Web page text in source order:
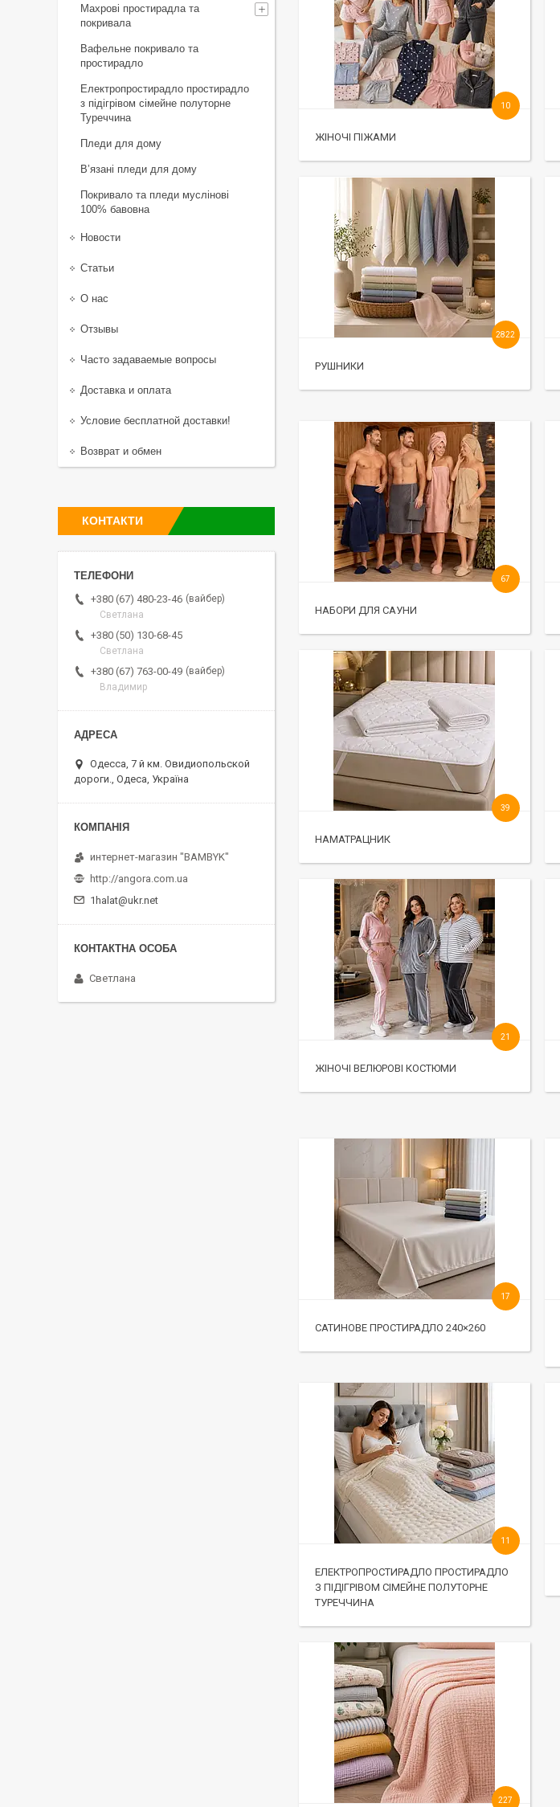
ЖІНОЧІ ПІЖАМИ
10
РУШНИКИ
2822
НАБОРИ ДЛЯ САУНИ
67
НАМАТРАЦНИК
39
ЖІНОЧІ ВЕЛЮРОВІ КОСТЮМИ
21
САТИНОВЕ ПРОСТИРАДЛО 240×260
17
ЕЛЕКТРОПРОСТИРАДЛО ПРОСТИРАДЛО
З ПІДІГРІВОМ СІМЕЙНЕ ПОЛУТОРНЕ
ТУРЕЧЧИНА
11
227
Махрові простирадла та
покривала
Вафельне покривало та
простирадло
Електропростирадло простирадло
з підігрівом сімейне полуторне
Туреччина
Пледи для дому
В’язані пледи для дому
Покривало та пледи муслінові
100% бавовна
Новости
Статьи
О нас
Отзывы
Часто задаваемые вопросы
Доставка и оплата
Условие бесплатной доставки!
Возврат и обмен
КОНТАКТИ
+380 (67) 480-23-46
вайбер
Светлана
+380 (50) 130-68-45
Светлана
+380 (67) 763-00-49
вайбер
Владимир
Одесса, 7 й км. Овидиопольской
дороги., Одеса, Україна
интернет-магазин "BAMBYK"
http://angora.com.ua
1halat@ukr.net
Светлана